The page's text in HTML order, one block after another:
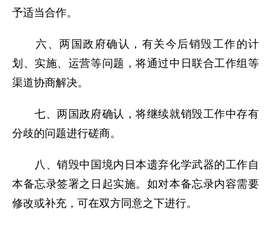
予适当合作。
六、两国政府确认，有关今后销毁工作的计
划、实施、运营等问题，将通过中日联合工作组等
渠道协商解决。
七、两国政府确认，将继续就销毁工作中存有
分歧的问题进行磋商。
八、销毁中国境内日本遗弃化学武器的工作自
本备忘录签署之日起实施。如对本备忘录内容需要
修改或补充，可在双方同意之下进行。